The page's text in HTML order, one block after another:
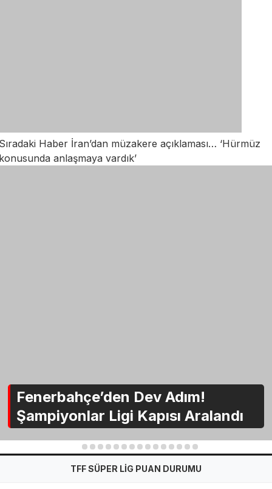
Haber İran’dan müzakere açıklaması… ‘Hürmüz
anlaşmaya vardık’
Fenerbahçe’den Dev Adım!
Şampiyonlar Ligi Kapısı Aralandı
2 3 4 5 6 7 8 9 10 11 12 13 14 15
TFF SÜPER LİG PUAN DURUMU